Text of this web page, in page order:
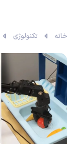
خانه تکنولوژی